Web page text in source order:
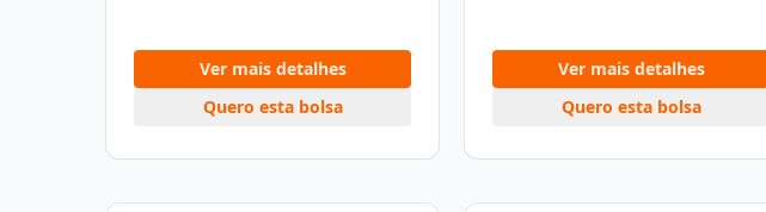
Ver mais detalhes
Quero esta bolsa
Ver mais detalhes
Quero esta bolsa